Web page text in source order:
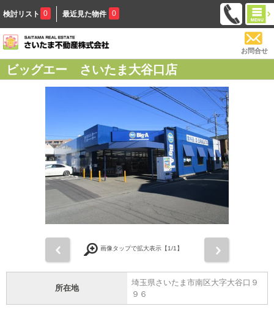
検討リスト 0 最近見た物件 0
お問合せ
ビッグエー さいたま大谷口店
画像タップで拡大表示【1/1】
所在地
埼玉県さいたま市南区大字大谷口９
９６